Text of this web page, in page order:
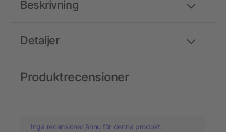
Detaljer
Beskrivning
Produktrecensioner
Inga recensioner ännu för denna produkt.